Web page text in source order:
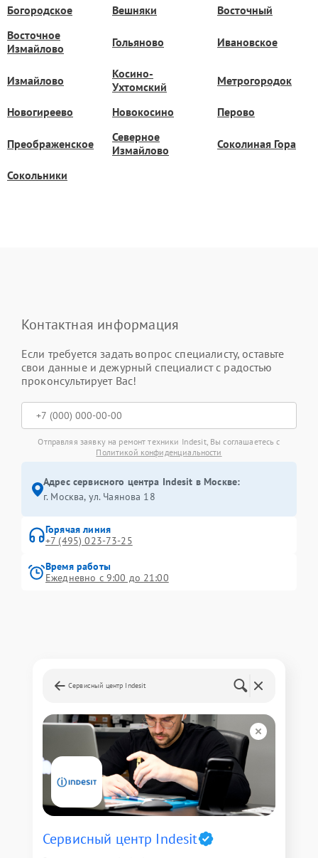
Богородское Вешняки
Восточный
Восточное
Измайлово
Гольяново Ивановское
Измайлово
Косино-
Ухтомский
Метрогородок
Новогиреево Новокосино Перово
Преображенское
Северное
Измайлово
Соколиная Гора
Сокольники
Контактная информация
Если требуется задать вопрос специалисту, оставьте
свои данные и дежурный специалист с радостью
проконсультирует Вас!
Отправляя заявку на ремонт техники Indesit, Вы соглашаетесь с
Политикой конфиденциальности
Адрес сервисного центра Indesit в Москве:
г. Москва, ул. Чаянова 18
Горячая линия
+7 (495) 023-73-25
Время работы
Ежедневно с 9:00 до 21:00
Сервисный центр Indesit
Сервисный центр Indesit